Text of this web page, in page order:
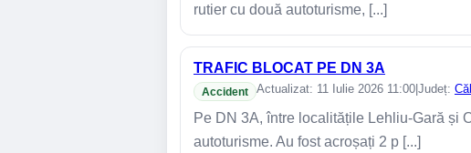
rutier cu două autoturisme, [...]
TRAFIC BLOCAT PE DN 3A
Accident Actualizat: 11 Iulie 2026 11:00|Județ:
Pe DN 3A, între localitățile Lehliu-Gară și
autoturisme. Au fost acroșați 2 p [...]